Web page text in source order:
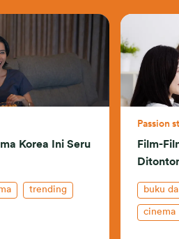
Korea Ini Seru
trending
Passion
Film-
buku
cinema